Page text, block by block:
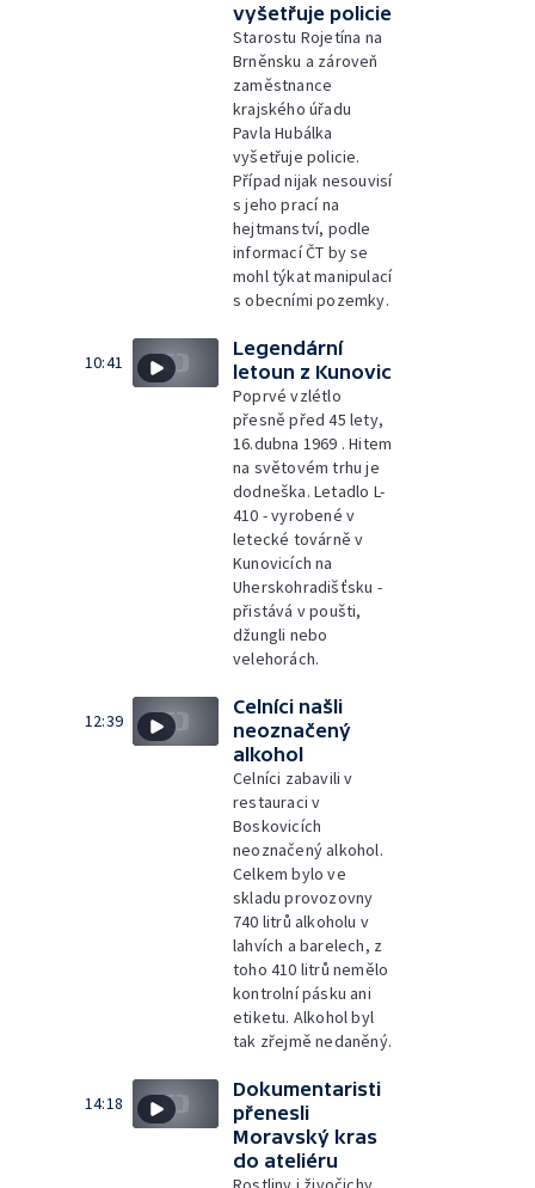
vyšetřuje policie
Starostu Rojetína na
Brněnsku a zároveň
zaměstnance
krajského úřadu
Pavla Hubálka
vyšetřuje policie.
Případ nijak nesouvisí
s jeho prací na
hejtmanství, podle
informací ČT by se
mohl týkat manipulací
s obecními pozemky.
10:41
Legendární
letoun z Kunovic
Poprvé vzlétlo
přesně před 45 lety,
16.dubna 1969 . Hitem
na světovém trhu je
dodneška. Letadlo L-
410 - vyrobené v
letecké továrně v
Kunovicích na
Uherskohradišťsku -
přistává v poušti,
džungli nebo
velehorách.
12:39
Celníci našli
neoznačený
alkohol
Celníci zabavili v
restauraci v
Boskovicích
neoznačený alkohol.
Celkem bylo ve
skladu provozovny
740 litrů alkoholu v
lahvích a barelech, z
toho 410 litrů nemělo
kontrolní pásku ani
etiketu. Alkohol byl
tak zřejmě nedaněný.
14:18
Dokumentaristi
přenesli
Moravský kras
do ateliéru